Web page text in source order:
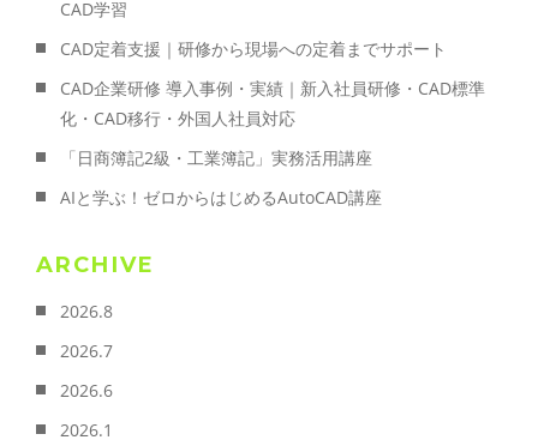
CAD学習
CAD定着支援｜研修から現場への定着までサポート
CAD企業研修 導入事例・実績｜新入社員研修・CAD標準
化・CAD移行・外国人社員対応
「日商簿記2級・工業簿記」実務活用講座
AIと学ぶ！ゼロからはじめるAutoCAD講座
ARCHIVE
2026.8
2026.7
2026.6
2026.1